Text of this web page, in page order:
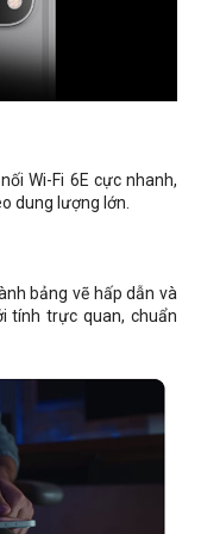
Wi-Fi 6E cực nhanh,
dung lượng lớn.
bảng vẽ hấp dẫn và
tính trực quan, chuẩn